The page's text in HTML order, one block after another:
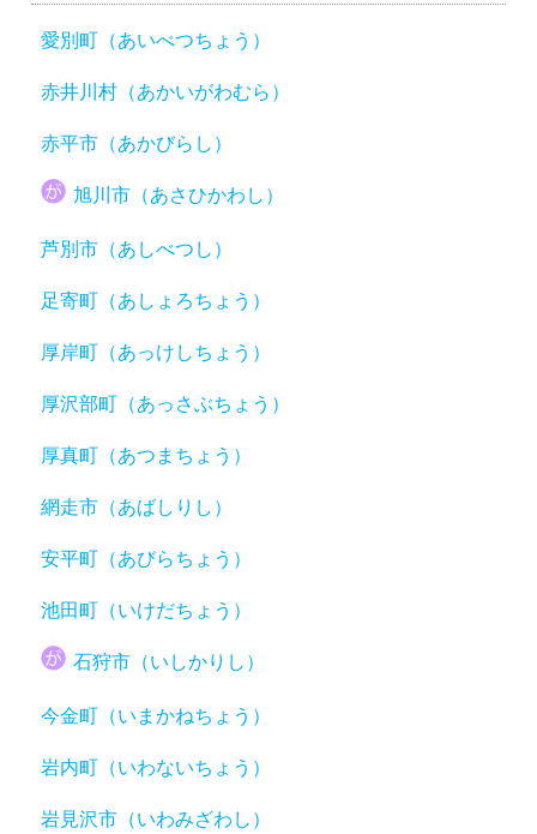
愛別町（あいべつちょう）
赤井川村（あかいがわむら）
赤平市（あかびらし）
旭川市（あさひかわし）
芦別市（あしべつし）
足寄町（あしょろちょう）
厚岸町（あっけしちょう）
厚沢部町（あっさぶちょう）
厚真町（あつまちょう）
網走市（あばしりし）
安平町（あびらちょう）
池田町（いけだちょう）
石狩市（いしかりし）
今金町（いまかねちょう）
岩内町（いわないちょう）
岩見沢市（いわみざわし）